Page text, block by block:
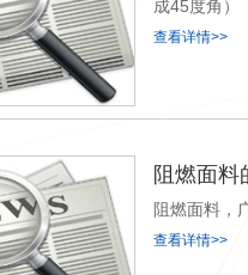
成45度角）
查看详情>>
阻燃面料
阻燃面料，
查看详情>>